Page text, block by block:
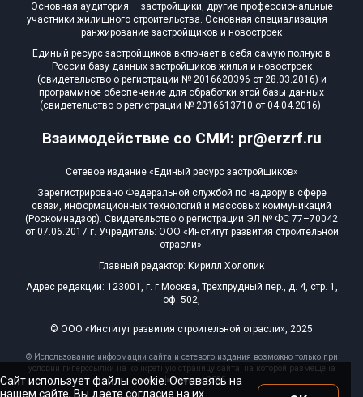
Взаимодействие со СМИ: pr@erzrf.ru
Основная аудитория — застройщики, другие профессиональные
участники жилищного строительства. Основная специализация —
ранжирование застройщиков и новостроек
Единый ресурс застройщиков включает в себя самую полную в
России базу данных застройщиков жилья и новостроек
(свидетельство о регистрации № 2016620396 от 28.03.2016) и
программное обеспечение для обработки этой базы данных
(свидетельство о регистрации № 2016613710 от 04.04.2016).
Сетевое издание «Единый ресурс застройщиков»
Зарегистрировано Федеральной службой по надзору в сфере
связи, информационных технологий и массовых коммуникаций
(Роскомнадзор). Свидетельство о регистрации ЭЛ № ФС 77–70042
от 07.06.2017 г. Учредитель: ООО «Институт развития строительной
отрасли».
Главный редактор: Кирилл Холопик
Адрес редакции: 123001, г. г.Москва, Трехпрудный пер., д. 4, стр. 1,
оф. 502,
© ООО «Институт развития строительной отрасли», 2025
© Использование информации сайта и сетевого издания возможно только при
условии гиперссылки на конкретную страницу сайта, на которой размещена
эта информация, 2025
Сайт использует файлы cookie. Оставаясь на
нашем сайте, Вы даете согласие на их